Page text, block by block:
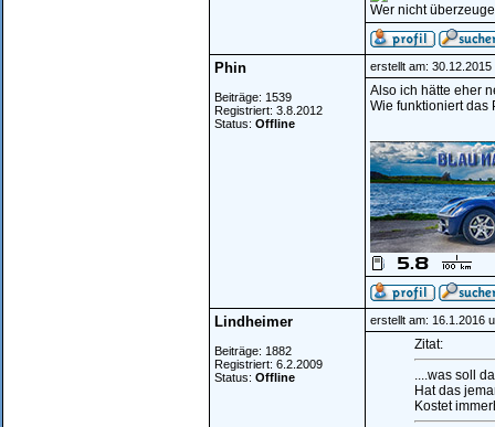
Wer nicht
Phin
Beiträge: 1539
Registriert: 3.8.2012
Status: Offline
erstellt am:
Also ich hätte eher
Wie funktioniert das
Lindheimer
Beiträge: 1882
Registriert: 6.2.2009
Status: Offline
erstellt am: 16.1.2016
Zitat:
....was soll
Hat das
Kostet